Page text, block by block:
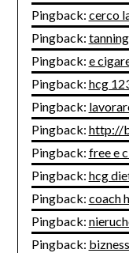
Pingback: cerco
Pingback:
Pingback: e
Pingback: hcg
Pingback:
Pingback: http://
Pingback: free e
Pingback: hcg
Pingback: coach
Pingback:
Pingback: